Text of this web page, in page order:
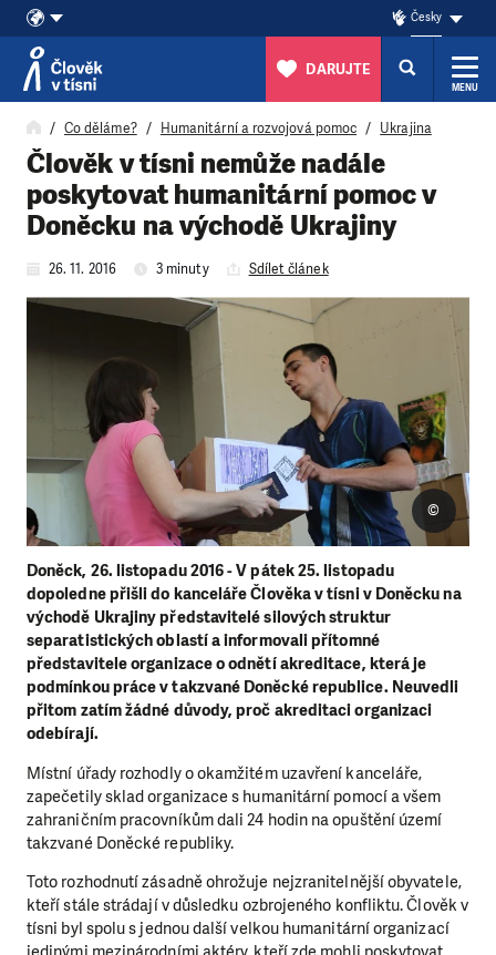
Přeskočit na obsah
Česky
DARUJTE
MENU
Co děláme? Humanitární a rozvojová pomoc Ukrajina
Člověk v tísni nemůže nadále
poskytovat humanitární pomoc v
Doněcku na východě Ukrajiny
26. 11. 2016 3 minuty Sdílet článek
Doněck, 26. listopadu 2016 - V pátek 25. listopadu
dopoledne přišli do kanceláře Člověka v tísni v Doněcku na
východě Ukrajiny představitelé silových struktur
separatistických oblastí a informovali přítomné
představitele organizace o odnětí akreditace, která je
podmínkou práce v takzvané Doněcké republice. Neuvedli
přitom zatím žádné důvody, proč akreditaci organizaci
odebírají.
©
Místní úřady rozhodly o okamžitém uzavření kanceláře,
zapečetily sklad organizace s humanitární pomocí a všem
zahraničním pracovníkům dali 24 hodin na opuštění území
takzvané Doněcké republiky.
Toto rozhodnutí zásadně ohrožuje nejzranitelnější obyvatele,
kteří stále strádají v důsledku ozbrojeného konfliktu. Člověk v
tísni byl spolu s jednou další velkou humanitární organizací